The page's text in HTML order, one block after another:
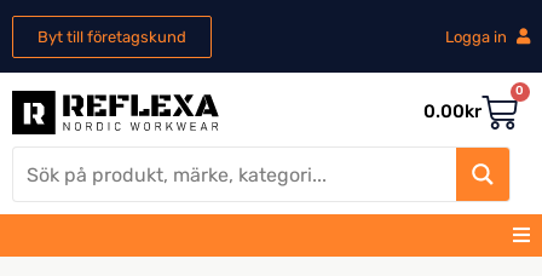
Byt till företagskund Logga in
0.00kr
0